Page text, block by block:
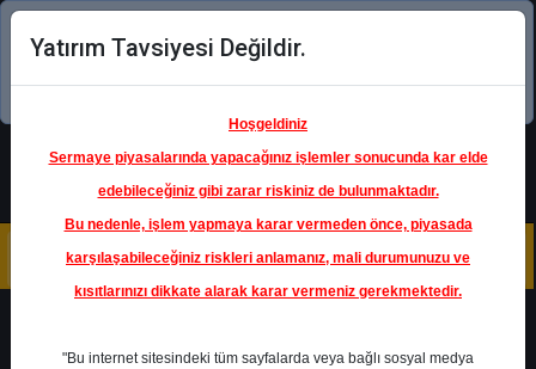
Şimdi uygulamayı indirin!
Yatırım Tavsiyesi Değildir.
Hoşgeldiniz
Sermaye piyasalarında yapacağınız işlemler sonucunda kar elde
edebileceğiniz gibi zarar riskiniz de bulunmaktadır.
Bu nedenle, işlem yapmaya karar vermeden önce, piyasada
karşılaşabileceğiniz riskleri anlamanız, mali durumunuzu ve
kısıtlarınızı dikkate alarak karar vermeniz gerekmektedir.
"Bu internet sitesindeki tüm sayfalarda veya bağlı sosyal medya